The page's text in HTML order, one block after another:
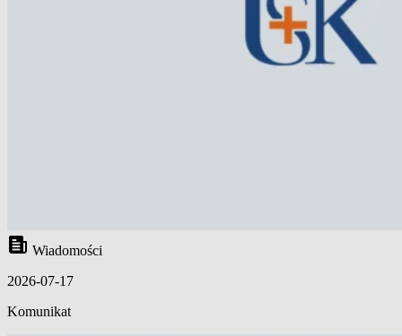
Wiadomości
2026-07-17
Komunikat